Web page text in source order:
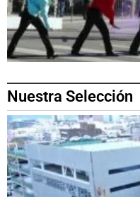
Nuestra Selección